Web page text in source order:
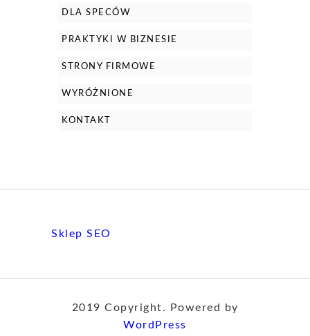
DLA SPECÓW
PRAKTYKI W BIZNESIE
STRONY FIRMOWE
WYRÓŻNIONE
KONTAKT
Sklep SEO
2019 Copyright. Powered by
WordPress